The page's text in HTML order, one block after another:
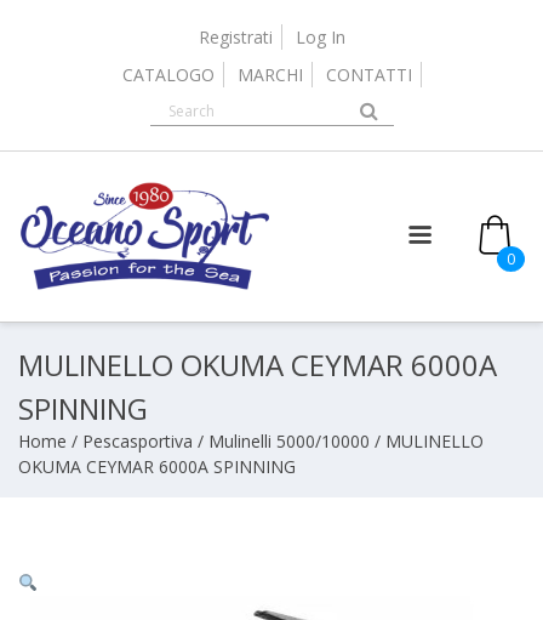
Registrati
Log In
CATALOGO
MARCHI CONTATTI
0
MULINELLO OKUMA CEYMAR 6000A
SPINNING
Home / Pescasportiva / Mulinelli 5000/10000 / MULINELLO
OKUMA CEYMAR 6000A SPINNING